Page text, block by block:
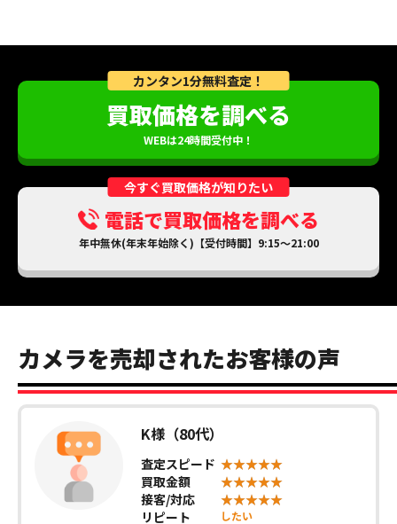
カンタン1分無料査定！
買取価格を調べる
WEBは24時間受付中！
今すぐ買取価格が知りたい
電話で買取価格を調べる
年中無休(年末年始除く)【受付時間】9:15～21:00
カメラを売却されたお客様の声
K様（80代）
査定スピード
買取金額
接客/対応
リピート
したい